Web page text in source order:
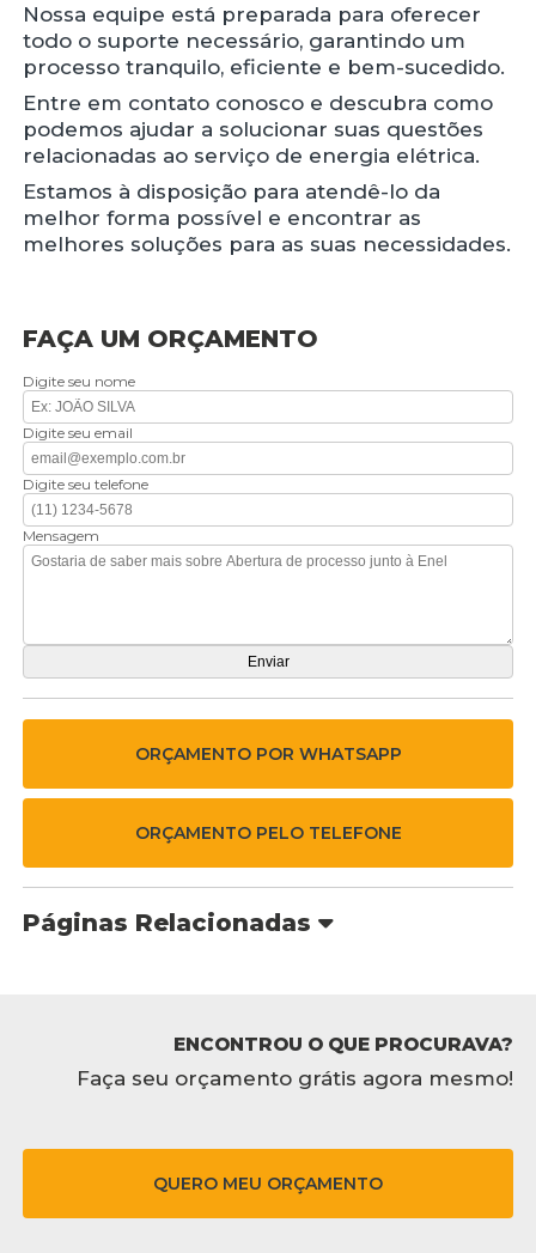
Nossa equipe está preparada para oferecer
todo o suporte necessário, garantindo um
processo tranquilo, eficiente e bem-sucedido.
Entre em contato conosco e descubra como
podemos ajudar a solucionar suas questões
relacionadas ao serviço de energia elétrica.
Estamos à disposição para atendê-lo da
melhor forma possível e encontrar as
melhores soluções para as suas necessidades.
FAÇA UM ORÇAMENTO
Digite seu nome
Digite seu email
Digite seu telefone
Mensagem
ORÇAMENTO POR WHATSAPP
ORÇAMENTO PELO TELEFONE
Páginas Relacionadas
ENCONTROU O QUE PROCURAVA?
Faça seu orçamento grátis agora mesmo!
QUERO MEU ORÇAMENTO